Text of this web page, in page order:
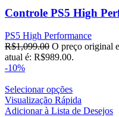
Controle PS5 High
PS5 High Performance
R$1,099.00 O preço original
atual é: R$989.00.
-10%
Selecionar opções
Visualização Rápida
Adicionar à Lista de Desejos